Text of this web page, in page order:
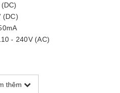
(DC)
- 240V (AC)
thêm